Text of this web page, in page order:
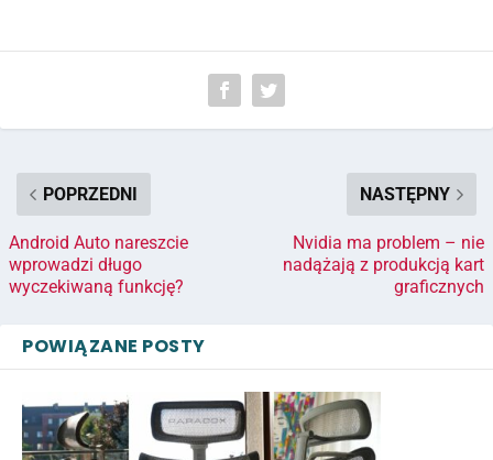
POPRZEDNI
Android Auto nareszcie
wprowadzi długo
wyczekiwaną funkcję?
NASTĘPNY
Nvidia ma problem – nie
nadążają z produkcją kart
graficznych
POWIĄZANE POSTY